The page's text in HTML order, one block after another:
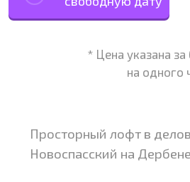
* Цена указана
на одного
Просторный лофт в
Новоспасский на